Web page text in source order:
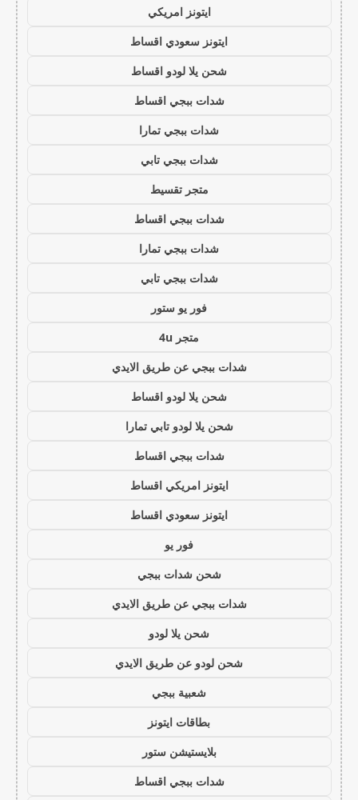
ايتونز امريكي
ايتونز سعودي اقساط
شحن يلا لودو اقساط
شدات ببجي اقساط
شدات ببجي تمارا
شدات ببجي تابي
متجر تقسيط
شدات ببجي اقساط
شدات ببجي تمارا
شدات ببجي تابي
فور يو ستور
متجر 4u
شدات ببجي عن طريق الايدي
شحن يلا لودو اقساط
شحن يلا لودو تابي تمارا
شدات ببجي اقساط
ايتونز امريكي اقساط
ايتونز سعودي اقساط
فور يو
شحن شدات ببجي
شدات ببجي عن طريق الايدي
شحن يلا لودو
شحن لودو عن طريق الايدي
شعبية ببجي
بطاقات ايتونز
بلايستيشن ستور
شدات ببجي اقساط